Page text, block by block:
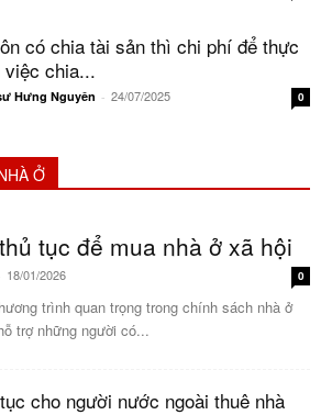
có chia tài sản thì chi phí để thực
việc chia...
Hưng Nguyên - 24/07/2025 0
Ở
tục để mua nhà ở xã hội
18/01/2026 0
trình quan trọng trong chính sách nhà ở
trợ những người có...
cho người nước ngoài thuê nhà